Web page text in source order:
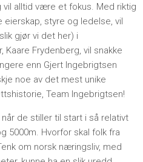
alltid være et fokus. Med riktig
styre og ledelse, vil
gjør vi det her) i
Kaare Frydenberg, vil snakke
enn Gjert Ingebrigtsen
noe av det mest unike
Team Ingebrigtsen!
de stiller til start i så relativt
5000m. Hvorfor skal folk fra
om norsk næringsliv, med